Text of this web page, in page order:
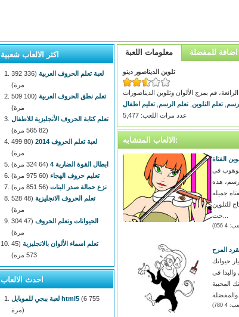
معلومات اللعبة اضافة للمفضلة
تلوين الديناصور دينو
قم بمزج الألوان وتلوين الديناصورات
رسم ,تعلم التلوين ,تعلم الرسم ,تعليم اطفال
عدد مرات اللعب: 5,477
الالعاب المتشابه:
الفتاة
فى
هذه
جميله
للتلوين
المرح
حيوانك
فى
المحببة
اكثر الالعاب شعبية
لعبة تعلم الحروف العربية
(336 392
مرة)
تعلم نطق الحروف العربية
(100 509
مرة)
تعلم كتابة الحروف الأنجليزية للاطفال
(82 565 مرة)
لعبة تعلم الحروف 2014
(80 499
مرة)
ابطال القوة الضاربة 4
(64 324 مرة)
تعليم حروف الهجاء (60 975 مرة)
نزع حمالة صدر البنات (56 851 مرة)
تعلم الحروف الانجليزية
(48 528
مرة)
الحيوانات وتعلم الحروف
(47 304
مرة)
تعلم اسماء الألوان بالانجليزية (45
573 مرة)
احدث الالعاب
لعبة ببجي للموبايل html5 (6 755
مرة)